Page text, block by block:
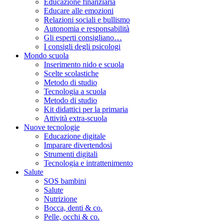
Educazione finanziaria
Educare alle emozioni
Relazioni sociali e bullismo
Autonomia e responsabilità
Gli esperti consigliano…
I consigli degli psicologi
Mondo scuola
Inserimento nido e scuola
Scelte scolastiche
Metodo di studio
Tecnologia a scuola
Metodo di studio
Kit didattici per la primaria
Attività extra-scuola
Nuove tecnologie
Educazione digitale
Imparare divertendosi
Strumenti digitali
Tecnologia e intrattenimento
Salute
SOS bambini
Salute
Nutrizione
Bocca, denti & co.
Pelle, occhi & co.